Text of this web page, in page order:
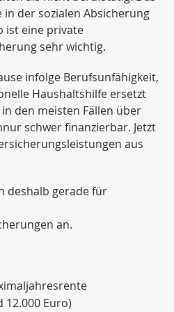
der sozialen Absicherung
ist eine private
sehr wichtig.
infolge Berufsunfähigkeit,
Haushaltshilfe ersetzt
den meisten Fällen über
schwer finanzierbar. Jetzt
aus
deshalb gerade für
an.
Euro)